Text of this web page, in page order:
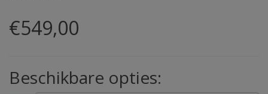
€549,00
Beschikbare opties: